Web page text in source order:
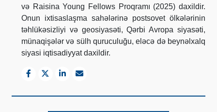
və Raisina Young Fellows Proqramı (2025) daxildir.
Onun ixtisaslaşma sahələrinə postsovet ölkələrinin
təhlükəsizliyi və geosiyasəti, Qərbi Avropa siyasəti,
münaqişələr və sülh quruculuğu, eləcə də beynəlxalq
siyasi iqtisadiyyat daxildir.